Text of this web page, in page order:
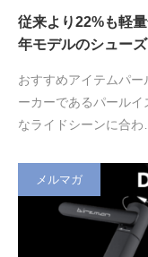
従来より22%も軽
年モデルのシューズ
おすすめアイテムパ
ーカーであるパール
なライドシーンに合わ…
メルマガ